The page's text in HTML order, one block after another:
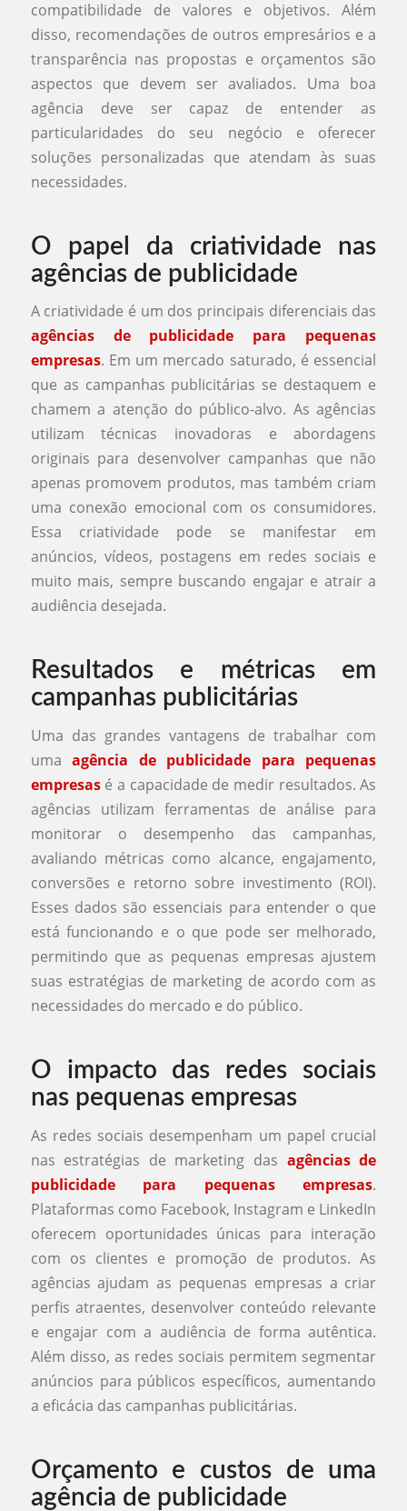
compatibilidade de valores e objetivos. Além
disso, recomendações de outros empresários e a
transparência nas propostas e orçamentos são
aspectos que devem ser avaliados. Uma boa
agência deve ser capaz de entender as
particularidades do seu negócio e oferecer
soluções personalizadas que atendam às suas
necessidades.
O papel da criatividade nas
agências de publicidade
A criatividade é um dos principais diferenciais das
agências de publicidade para pequenas
empresas. Em um mercado saturado, é essencial
que as campanhas publicitárias se destaquem e
chamem a atenção do público-alvo. As agências
utilizam técnicas inovadoras e abordagens
originais para desenvolver campanhas que não
apenas promovem produtos, mas também criam
uma conexão emocional com os consumidores.
Essa criatividade pode se manifestar em
anúncios, vídeos, postagens em redes sociais e
muito mais, sempre buscando engajar e atrair a
audiência desejada.
Resultados e métricas em
campanhas publicitárias
Uma das grandes vantagens de trabalhar com
umaagência de publicidade para pequenas
empresasé a capacidade de medir resultados. As
agências utilizam ferramentas de análise para
monitorar o desempenho das campanhas,
avaliando métricas como alcance, engajamento,
conversões e retorno sobre investimento (ROI).
Esses dados são essenciais para entender o que
está funcionando e o que pode ser melhorado,
permitindo que as pequenas empresas ajustem
suas estratégias de marketing de acordo com as
necessidades do mercado e do público.
O impacto das redes sociais
nas pequenas empresas
As redes sociais desempenham um papel crucial
nas estratégias de marketing das agências de
publicidade para pequenas empresas.
Plataformas como Facebook, Instagram e LinkedIn
oferecem oportunidades únicas para interação
com os clientes e promoção de produtos. As
agências ajudam as pequenas empresas a criar
perfis atraentes, desenvolver conteúdo relevante
e engajar com a audiência de forma autêntica.
Além disso, as redes sociais permitem segmentar
anúncios para públicos específicos, aumentando
a eficácia das campanhas publicitárias.
Orçamento e custos de uma
agência de publicidade